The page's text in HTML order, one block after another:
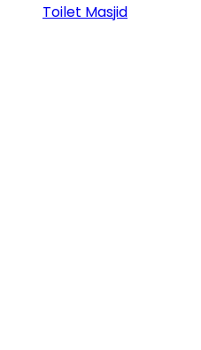
Toilet Masjid